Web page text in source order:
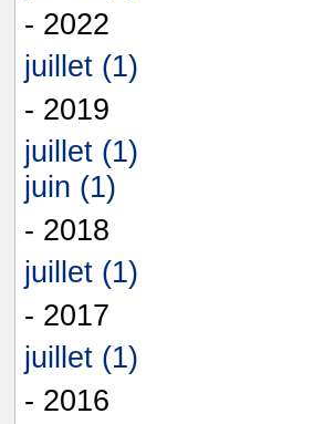
- 2022
juillet (1)
- 2019
juillet (1)
juin (1)
- 2018
juillet (1)
- 2017
juillet (1)
- 2016